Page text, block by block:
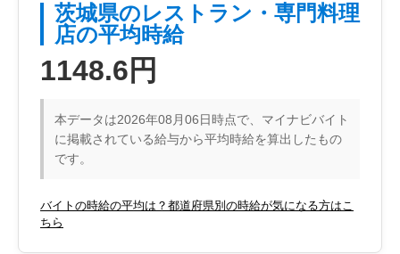
茨城県のレストラン・専門料理
店の平均時給
1148.6円
本データは2026年08月06日時点で、マイナビバイト
に掲載されている給与から平均時給を算出したもの
です。
バイトの時給の平均は？都道府県別の時給が気になる方はこ
ちら